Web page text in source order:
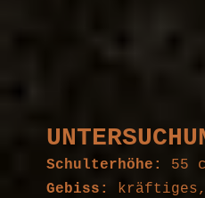
Schulterhöhe: 55
Gebiss: